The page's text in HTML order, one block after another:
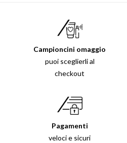
Campioncini omaggio
puoi sceglierli al
checkout
Pagamenti
veloci e sicuri